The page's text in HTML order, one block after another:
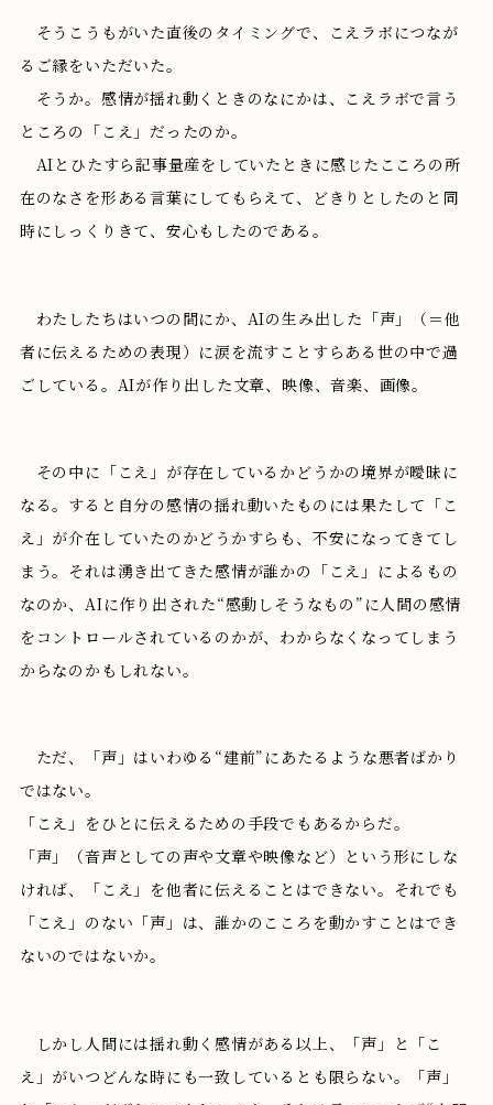
そうこうもがいた直後のタイミングで、こえラボにつなが
るご縁をいただいた。
そうか。感情が揺れ動くときのなにかは、こえラボで言う
ところの「こえ」だったのか。
AIとひたすら記事量産をしていたときに感じたこころの所
在のなさを形ある言葉にしてもらえて、どきりとしたのと同
時にしっくりきて、安心もしたのである。
わたしたちはいつの間にか、AIの生み出した「声」（＝他
者に伝えるための表現）に涙を流すことすらある世の中で過
ごしている。AIが作り出した文章、映像、音楽、画像。
その中に「こえ」が存在しているかどうかの境界が曖昧に
なる。すると自分の感情の揺れ動いたものには果たして「こ
え」が介在していたのかどうかすらも、不安になってきてし
まう。それは湧き出てきた感情が誰かの「こえ」によるもの
なのか、AIに作り出された“感動しそうなもの”に人間の感情
をコントロールされているのかが、わからなくなってしまう
からなのかもしれない。
ただ、「声」はいわゆる“建前”にあたるような悪者ばかり
ではない。
「こえ」をひとに伝えるための手段でもあるからだ。
「声」（音声としての声や文章や映像など）という形にしな
ければ、「こえ」を他者に伝えることはできない。それでも
「こえ」のない「声」は、誰かのこころを動かすことはでき
ないのではないか。
しかし人間には揺れ動く感情がある以上、「声」と「こ
え」がいつどんな時にも一致しているとも限らない。「声」